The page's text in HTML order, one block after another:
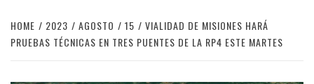
HOME 2023 AGOSTO 15
VIALIDAD DE MISIONES HARÁ
PRUEBAS TÉCNICAS EN TRES PUENTES DE LA RP4 ESTE MARTES